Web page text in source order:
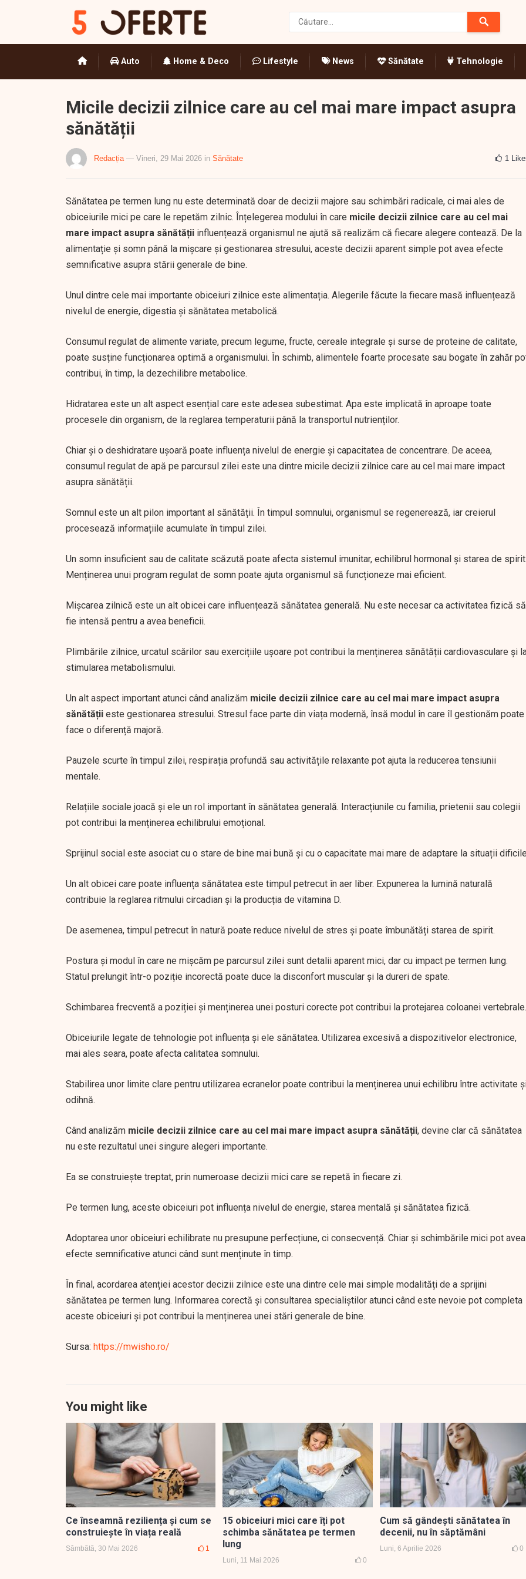
Auto Home & Deco Lifestyle News Sănătate Tehnologie
Micile decizii zilnice care au cel mai mare impact asupra
sănătății
Redacția — Vineri, 29 Mai 2026 in Sănătate 1
Sănătatea pe termen lung nu este determinată doar de decizii majore sau schimbări radicale, ci mai ales de
obiceiurile mici pe care le repetăm zilnic. Înțelegerea modului în care micile decizii zilnice care au cel mai
mare impact asupra sănătății influențează organismul ne ajută să realizăm că fiecare alegere contează. De la
alimentație și somn până la mișcare și gestionarea stresului, aceste decizii aparent simple pot avea efecte
semnificative asupra stării generale de bine.
Unul dintre cele mai importante obiceiuri zilnice este alimentația. Alegerile făcute la fiecare masă influențează
nivelul de energie, digestia și sănătatea metabolică.
Consumul regulat de alimente variate, precum legume, fructe, cereale integrale și surse de proteine de calitate,
poate susține funcționarea optimă a organismului. În schimb, alimentele foarte procesate sau bogate în zahăr
contribui, în timp, la dezechilibre metabolice.
Hidratarea este un alt aspect esențial care este adesea subestimat. Apa este implicată în aproape toate
procesele din organism, de la reglarea temperaturii până la transportul nutrienților.
Chiar și o deshidratare ușoară poate influența nivelul de energie și capacitatea de concentrare. De aceea,
consumul regulat de apă pe parcursul zilei este una dintre micile decizii zilnice care au cel mai mare impact
asupra sănătății.
Somnul este un alt pilon important al sănătății. În timpul somnului, organismul se regenerează, iar creierul
procesează informațiile acumulate în timpul zilei.
Un somn insuficient sau de calitate scăzută poate afecta sistemul imunitar, echilibrul hormonal și starea de
Menținerea unui program regulat de somn poate ajuta organismul să funcționeze mai eficient.
Mișcarea zilnică este un alt obicei care influențează sănătatea generală. Nu este necesar ca activitatea fizică să
fie intensă pentru a avea beneficii.
Plimbările zilnice, urcatul scărilor sau exercițiile ușoare pot contribui la menținerea sănătății cardiovasculare și
stimularea metabolismului.
Un alt aspect important atunci când analizăm micile decizii zilnice care au cel mai mare impact asupra
sănătății este gestionarea stresului. Stresul face parte din viața modernă, însă modul în care îl gestionăm poate
face o diferență majoră.
Pauzele scurte în timpul zilei, respirația profundă sau activitățile relaxante pot ajuta la reducerea tensiunii
mentale.
Relațiile sociale joacă și ele un rol important în sănătatea generală. Interacțiunile cu familia, prietenii sau colegii
pot contribui la menținerea echilibrului emoțional.
Sprijinul social este asociat cu o stare de bine mai bună și cu o capacitate mai mare de adaptare la situații
Un alt obicei care poate influența sănătatea este timpul petrecut în aer liber. Expunerea la lumină naturală
contribuie la reglarea ritmului circadian și la producția de vitamina D.
De asemenea, timpul petrecut în natură poate reduce nivelul de stres și poate îmbunătăți starea de spirit.
Postura și modul în care ne mișcăm pe parcursul zilei sunt detalii aparent mici, dar cu impact pe termen lung.
Statul prelungit într-o poziție incorectă poate duce la disconfort muscular și la dureri de spate.
Schimbarea frecventă a poziției și menținerea unei posturi corecte pot contribui la protejarea coloanei vertebrale.
Obiceiurile legate de tehnologie pot influența și ele sănătatea. Utilizarea excesivă a dispozitivelor electronice,
mai ales seara, poate afecta calitatea somnului.
Stabilirea unor limite clare pentru utilizarea ecranelor poate contribui la menținerea unui echilibru între activitate
odihnă.
Când analizăm micile decizii zilnice care au cel mai mare impact asupra sănătății, devine clar că sănătatea
nu este rezultatul unei singure alegeri importante.
Ea se construiește treptat, prin numeroase decizii mici care se repetă în fiecare zi.
Pe termen lung, aceste obiceiuri pot influența nivelul de energie, starea mentală și sănătatea fizică.
Adoptarea unor obiceiuri echilibrate nu presupune perfecțiune, ci consecvență. Chiar și schimbările mici pot avea
efecte semnificative atunci când sunt menținute în timp.
În final, acordarea atenției acestor decizii zilnice este una dintre cele mai simple modalități de a sprijini
sănătatea pe termen lung. Informarea corectă și consultarea specialiștilor atunci când este nevoie pot completa
aceste obiceiuri și pot contribui la menținerea unei stări generale de bine.
Sursa: https://mwisho.ro/
You might like
Ce înseamnă reziliența și cum se
construiește în viața reală
Sâmbătă, 30 Mai 2026 1
15 obiceiuri mici care îți pot
schimba sănătatea pe termen
lung
Luni, 11 Mai 2026 0
Cum să gândești sănătatea în
decenii, nu în săptămâni
Luni, 6 Aprilie 2026 0